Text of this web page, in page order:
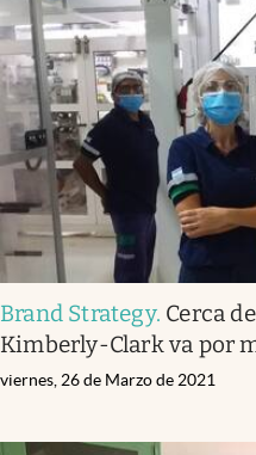
Brand Strategy. Cerca
Kimberly-Clark va por
viernes, 26 de Marzo de 2021